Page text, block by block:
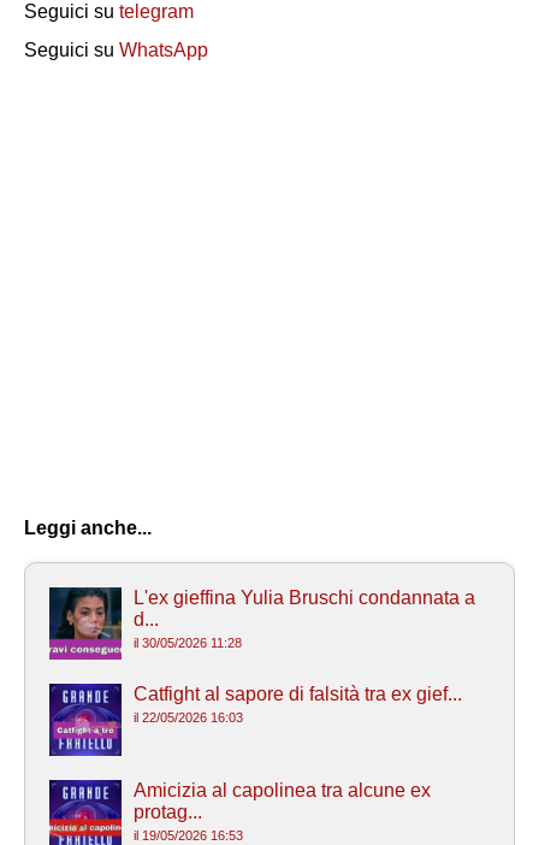
Seguici su telegram
Seguici su WhatsApp
Leggi anche...
L'ex gieffina Yulia Bruschi condannata a
d...
il 30/05/2026 11:28
Catfight al sapore di falsità tra ex gief...
il 22/05/2026 16:03
Amicizia al capolinea tra alcune ex
protag...
il 19/05/2026 16:53